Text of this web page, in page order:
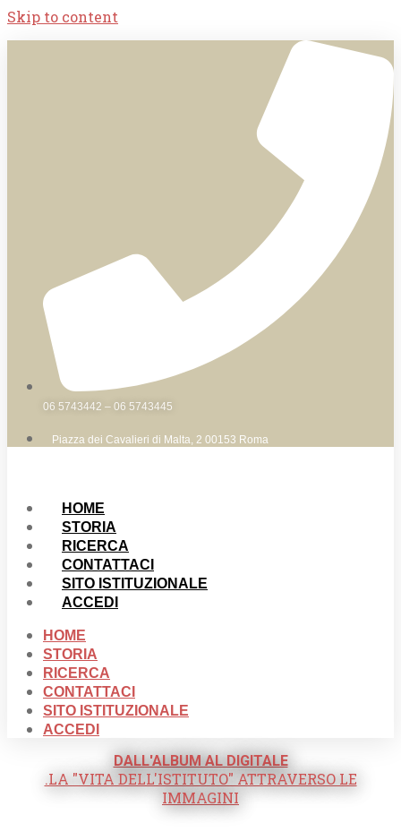
Skip to content
06 5743442 – 06 5743445
Piazza dei Cavalieri di Malta, 2 00153 Roma
HOME
STORIA
RICERCA
CONTATTACI
SITO ISTITUZIONALE
ACCEDI
HOME
STORIA
RICERCA
CONTATTACI
SITO ISTITUZIONALE
ACCEDI
DALL'ALBUM AL DIGITALE
.LA "VITA DELL'ISTITUTO" ATTRAVERSO LE
IMMAGINI